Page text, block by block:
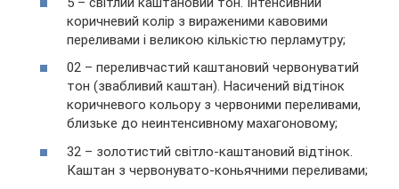
коричневий колір з вираженими кавовими
переливами і великою кількістю перламутру;
02 – переливчастий каштановий червонуватий
тон (звабливий каштан). Насичений відтінок
коричневого кольору з червоними переливами,
близьке до неинтенсивному махагоновому;
32 – золотистий світло-каштановий відтінок.
Каштан з червонувато-коньячними переливами;